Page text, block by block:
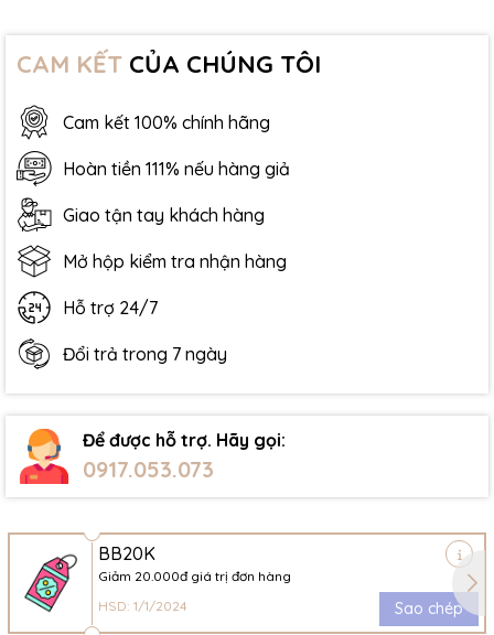
CAM KẾT CỦA CHÚNG TÔI
Cam kết 100% chính hãng
Hoàn tiền 111% nếu hàng giả
Giao tận tay khách hàng
Mở hộp kiểm tra nhận hàng
Hỗ trợ 24/7
Đổi trả trong 7 ngày
Để được hỗ trợ. Hãy gọi:
0917.053.073
BB20K
Giảm 20.000đ giá trị đơn hàng
HSD: 1/1/2024
Sao chép